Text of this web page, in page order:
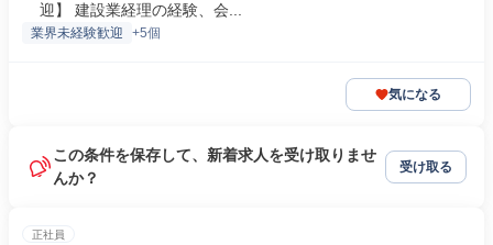
迎】 建設業経理の経験、会...
業界未経験歓迎 +5個
気になる
この条件を保存して、新着求人を受け取りませ
んか？
受け取る
正社員